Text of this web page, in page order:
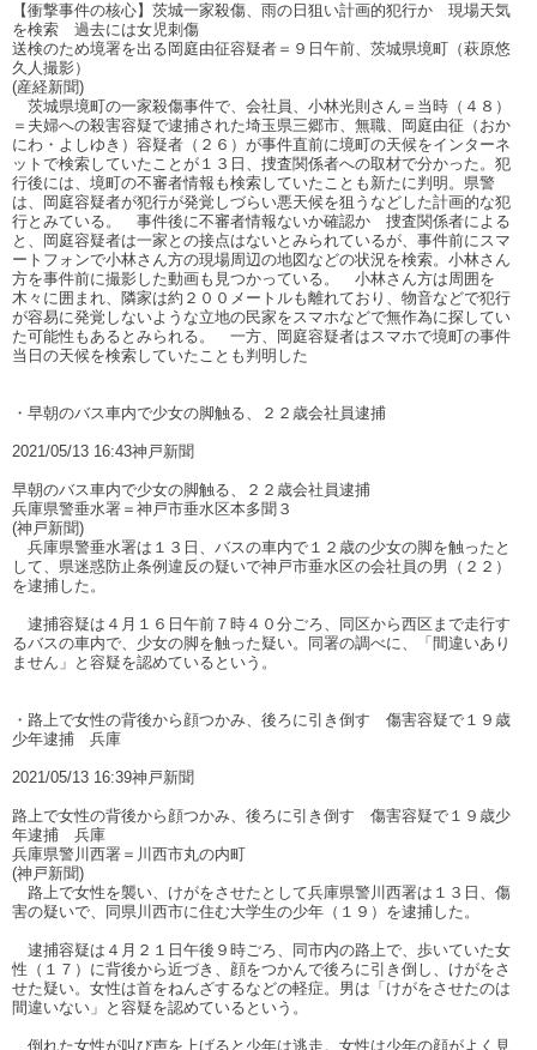
【衝撃事件の核心】茨城一家殺傷、雨の日狙い計画的犯行か 現場天気
を検索 過去には女児刺傷
送検のため境署を出る岡庭由征容疑者＝９日午前、茨城県境町（萩原悠
久人撮影）
(産経新聞)
茨城県境町の一家殺傷事件で、会社員、小林光則さん＝当時（４８）
＝夫婦への殺害容疑で逮捕された埼玉県三郷市、無職、岡庭由征（おか
にわ・よしゆき）容疑者（２６）が事件直前に境町の天候をインターネ
ットで検索していたことが１３日、捜査関係者への取材で分かった。犯
行後には、境町の不審者情報も検索していたことも新たに判明。県警
は、岡庭容疑者が犯行が発覚しづらい悪天候を狙うなどした計画的な犯
行とみている。 事件後に不審者情報ないか確認か 捜査関係者による
と、岡庭容疑者は一家との接点はないとみられているが、事件前にスマ
ートフォンで小林さん方の現場周辺の地図などの状況を検索。小林さん
方を事件前に撮影した動画も見つかっている。 小林さん方は周囲を
木々に囲まれ、隣家は約２００メートルも離れており、物音などで犯行
が容易に発覚しないような立地の民家をスマホなどで無作為に探してい
た可能性もあるとみられる。 一方、岡庭容疑者はスマホで境町の事件
当日の天候を検索していたことも判明した
・早朝のバス車内で少女の脚触る、２２歳会社員逮捕
2021/05/13 16:43神戸新聞
早朝のバス車内で少女の脚触る、２２歳会社員逮捕
兵庫県警垂水署＝神戸市垂水区本多聞３
(神戸新聞)
兵庫県警垂水署は１３日、バスの車内で１２歳の少女の脚を触ったと
して、県迷惑防止条例違反の疑いで神戸市垂水区の会社員の男（２２）
を逮捕した。
逮捕容疑は４月１６日午前７時４０分ごろ、同区から西区まで走行す
るバスの車内で、少女の脚を触った疑い。同署の調べに、「間違いあり
ません」と容疑を認めているという。
・路上で女性の背後から顔つかみ、後ろに引き倒す 傷害容疑で１９歳
少年逮捕 兵庫
2021/05/13 16:39神戸新聞
路上で女性の背後から顔つかみ、後ろに引き倒す 傷害容疑で１９歳少
年逮捕 兵庫
兵庫県警川西署＝川西市丸の内町
(神戸新聞)
路上で女性を襲い、けがをさせたとして兵庫県警川西署は１３日、傷
害の疑いで、同県川西市に住む大学生の少年（１９）を逮捕した。
逮捕容疑は４月２１日午後９時ごろ、同市内の路上で、歩いていた女
性（１７）に背後から近づき、顔をつかんで後ろに引き倒し、けがをさ
せた疑い。女性は首をねんざするなどの軽症。男は「けがをさせたのは
間違いない」と容疑を認めているという。
倒れた女性が叫び声を上げると少年は逃走。女性は少年の顔がよく見